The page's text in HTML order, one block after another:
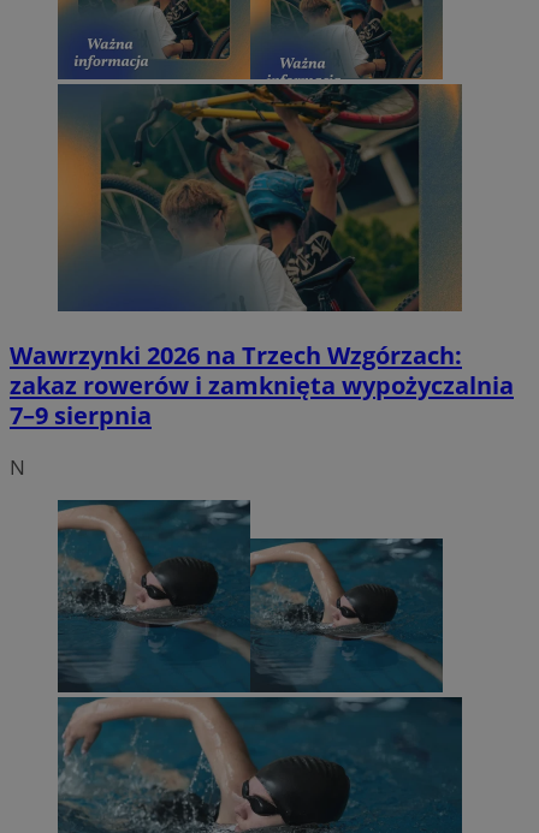
Wawrzynki 2026 na Trzech Wzgórzach:
zakaz rowerów i zamknięta wypożyczalnia
7–9 sierpnia
N